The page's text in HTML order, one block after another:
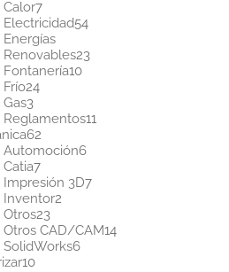
Calor77
productos
Electricidad5454
Energías
Renovables2323
Fontanería1010
Frío2424
Gas33
productos
Reglamentos1111
6262
productos
Automoción66
Catia77
productos
Impresión 3D77
Inventor22
Otros2323
productos
Otros CAD/CAM1414
SolidWorks66
1010